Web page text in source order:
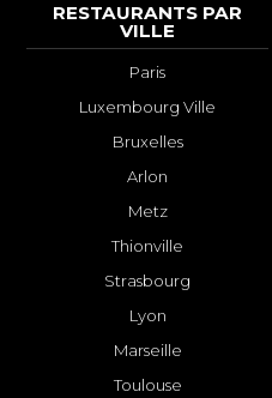
RESTAURANTS PAR
VILLE
Paris
Luxembourg Ville
Bruxelles
Arlon
Metz
Thionville
Strasbourg
Lyon
Marseille
Toulouse